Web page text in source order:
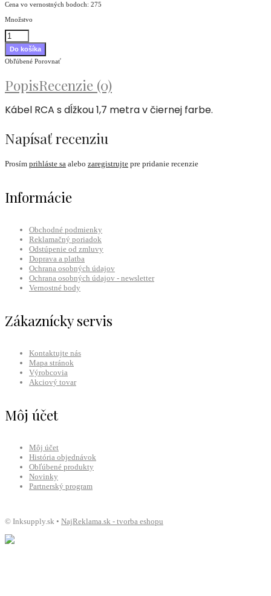
Cena vo vernostných bodoch: 275
Množstvo
Obľúbené Porovnať
PopisRecenzie (0)
Kábel RCA s dĺžkou 1,7 metra v čiernej farbe.
Napísať recenziu
Prosím prihláste sa alebo zaregistrujte pre pridanie recenzie
Informácie
Obchodné podmienky
Reklamačný poriadok
Odstúpenie od zmluvy
Doprava a platba
Ochrana osobných údajov
Ochrana osobných údajov - newsletter
Vernostné body
Zákaznícky servis
Kontaktujte nás
Mapa stránok
Výrobcovia
Akciový tovar
Môj účet
Môj účet
História objednávok
Obľúbené produkty
Novinky
Partnerský program
© Inksupply.sk • NajReklama.sk - tvorba eshopu